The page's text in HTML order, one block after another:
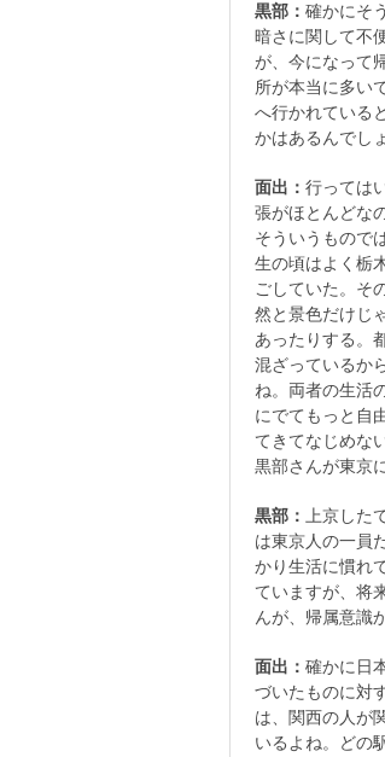
黒部： 確かにそ
暗さに関して不
が、今になって
所が本当に多い
へ行かれている
かはあるんでし
面出： 行っては
張がほとんどな
そういうもので
生の頃はよく栃
ごしていた。そ
然と景色だけじ
あったりする。
混ざっているか
ね。両者の生活
にでてもっと自
てきてなじめな
黒部さんが東京
黒部：
上京した
は東京人の一員
かり生活に慣れ
ていますが、将
んが、帰属意識
面出： 確かに日
づいたものに対
は、関西の人が
いるよね。どの